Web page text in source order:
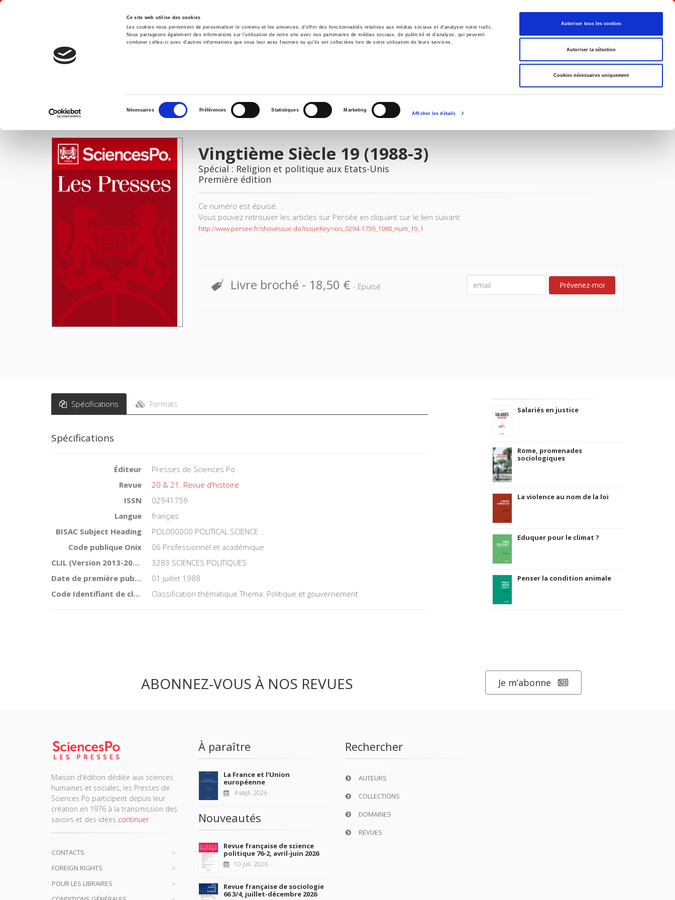
Ce site web utilise des cookies
Les cookies nous permettent de personnaliser le contenu et les annonces, d'offrir des fonctionnalités relatives aux médias sociaux et d'analyser notre trafic.
Nous partageons également des informations sur l'utilisation de notre site avec nos partenaires de médias sociaux, de publicité et d'analyse, qui peuvent
combiner celles-ci avec d'autres informations que vous leur avez fournies ou qu'ils ont collectées lors de votre utilisation de leurs services.
consentement
Nécessaires Préférences Statistiques Marketing
Afficher les détails
Autoriser tous les cookies
Autoriser la sélection
Cookies nécessaires uniquement
Français
Accueil Environnement Histoire International
IMAGES
Vingtième Siècle 19 (1988-3)
Spécial : Religion et politique aux Etats-Unis
Première édition
Ce numéro est épuisé.
Vous pouvez retrouver les articles sur Persée en cliquant sur le lien suivant:
http://www.persee.fr/showIssue.do?issueKey=xxs_0294-1759_1988_num_19_1
Livre broché - 18,50 € - Epuisé Prévenez-moi
Spécifications Formats
Spécifications
Éditeur
Presses de Sciences Po
Revue
20 & 21. Revue d'histoire
ISSN
02941759
Langue
français
BISAC Subject Heading
POL000000 POLITICAL SCIENCE
Code publique Onix
06 Professionnel et académique
CLIL (Version 2013-2019 )
3283 SCIENCES POLITIQUES
Date de première publication du titre
01 juillet 1988
Code Identifiant de classement sujet
Classification thématique Thema: Politique et gouvernement
Salariés en justice
Rome, promenades
sociologiques
La violence au nom de la loi
Eduquer pour le climat ?
Penser la condition animale
ABONNEZ-VOUS À NOS REVUES Je m’abonne
Maison d'édition dédiée aux sciences
humaines et sociales, les Presses de
Sciences Po participent depuis leur
création en 1976 à la transmission des
savoirs et des idées continuer
CONTACTS
FOREIGN RIGHTS
POUR LES LIBRAIRES
À paraître
La France et l'Union
européenne
4 sept. 2026
Nouveautés
Revue française de science
politique 76-2, avril-juin 2026
10 juil. 2026
Revue française de sociologie
66 3/4, juillet-décembre 2026
Rechercher
AUTEURS
COLLECTIONS
DOMAINES
REVUES